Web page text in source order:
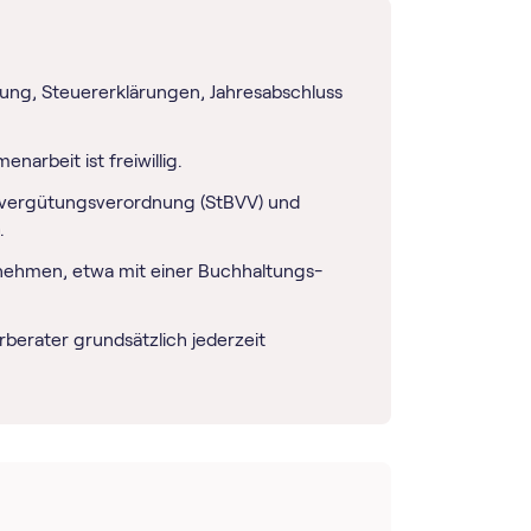
Steuererklärungen, Jahresabschluss
ist freiwillig.
(StBVV) und
etwa mit einer Buch­haltungs­
grundsätzlich jederzeit